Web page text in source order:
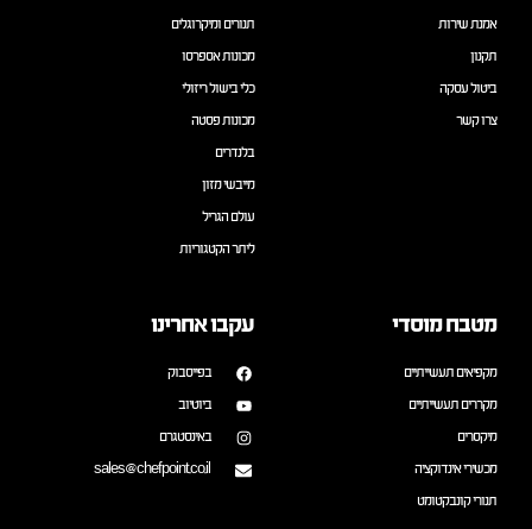
אמנת שירות
תקנון
ביטול עסקה
צרו קשר
תנורים ומיקרוגלים
מכונות אספרסו
כלי בישול ריזולי
מכונות פסטה
בלנדרים
מייבשי מזון
עולם הגריל
ליתר הקטגוריות
מטבח מוסדי
מקפיאים תעשייתיים
מקררים תעשייתיים
מיקסרים
מכשירי אינדוקציה
תנורי קונבקטומט
עקבו אחרינו
בפייסבוק
ביוטיוב
באינסטגרם
sales@chefpoint.co.il